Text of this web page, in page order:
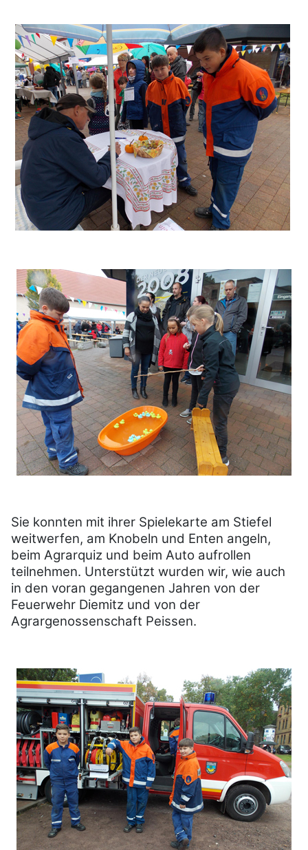
Sie konnten mit ihrer Spielekarte am Stiefel
weitwerfen, am Knobeln und Enten angeln,
beim Agrarquiz und beim Auto aufrollen
teilnehmen. Unterstützt wurden wir, wie auch
in den voran gegangenen Jahren von der
Feuerwehr Diemitz und von der
Agrargenossenschaft Peissen.